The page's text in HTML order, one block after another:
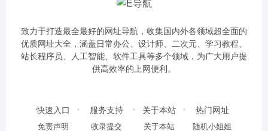
致力于打造最全最好的网址导航，收集国内外各领域超全面的
优质网址大全，涵盖日常办公、设计师、二次元、学习教程、
站长程序员、人工智能、软件工具等多个领域，为广大用户提
供高效率的上网便利。
快速入口
免责声明
服务支持
收录提交
关于本站
关于本站
热门网址
随机小姐姐